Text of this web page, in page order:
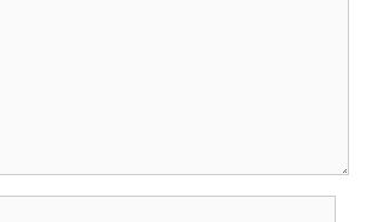
veesa villai